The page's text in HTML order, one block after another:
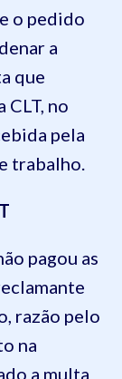
o pedido
a
que
CLT, no
pela
trabalho.
pagou as
razão pelo
na
a multa